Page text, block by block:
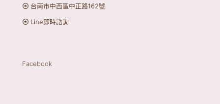
台南市中西區中正路162號
Line即時諮詢
Facebook